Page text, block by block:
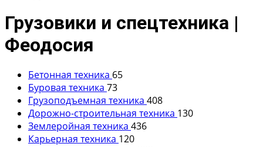
Грузовики и спецтехника |
Феодосия
Бетонная техника 65
Буровая техника 73
Грузоподъемная техника 408
Дорожно-строительная техника 130
Землеройная техника 436
Карьерная техника 120